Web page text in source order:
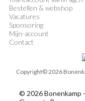
Bestellen & webshop
Vacatures
Sponsoring
Mijn-account
Contact
Copyright© 2026
© 2026 Bonenkamp